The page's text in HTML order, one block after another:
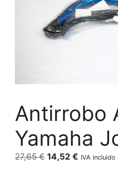
Antirrobo
Yamaha
27,65€ El
14,52 € El
IVA incluido